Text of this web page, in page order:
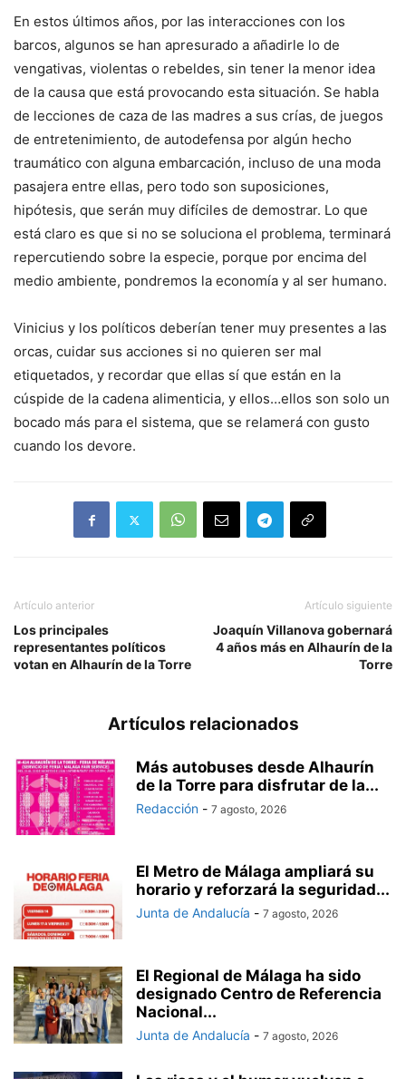
En estos últimos años, por las interacciones con los
barcos, algunos se han apresurado a añadirle lo de
vengativas, violentas o rebeldes, sin tener la menor idea
de la causa que está provocando esta situación. Se habla
de lecciones de caza de las madres a sus crías, de juegos
de entretenimiento, de autodefensa por algún hecho
traumático con alguna embarcación, incluso de una moda
pasajera entre ellas, pero todo son suposiciones,
hipótesis, que serán muy difíciles de demostrar. Lo que
está claro es que si no se soluciona el problema, terminará
repercutiendo sobre la especie, porque por encima del
medio ambiente, pondremos la economía y al ser humano.
Vinicius y los políticos deberían tener muy presentes a las
orcas, cuidar sus acciones si no quieren ser mal
etiquetados, y recordar que ellas sí que están en la
cúspide de la cadena alimenticia, y ellos…ellos son solo un
bocado más para el sistema, que se relamerá con gusto
cuando los devore.
Artículo anterior
Los principales
representantes políticos
votan en Alhaurín de la Torre
Artículo siguiente
Joaquín Villanova gobernará
4 años más en Alhaurín de la
Torre
Artículos relacionados
Más autobuses desde Alhaurín
de la Torre para disfrutar de la...
Redacción - 7 agosto, 2026
El Metro de Málaga ampliará su
horario y reforzará la seguridad...
Junta de Andalucía - 7 agosto, 2026
El Regional de Málaga ha sido
designado Centro de Referencia
Nacional...
Junta de Andalucía - 7 agosto, 2026